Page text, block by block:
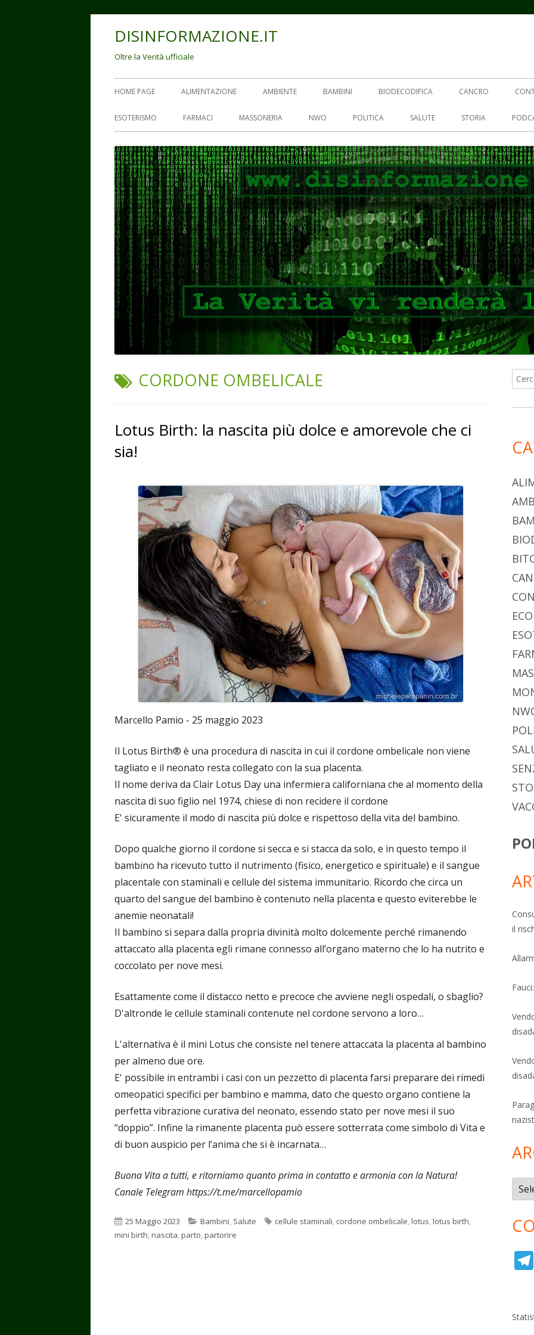
DISINFORMAZIONE.IT
Oltre la Verità ufficiale
Menu
principale
HOME PAGE ALIMENTAZIONE AMBIENTE BAMBINI BIODECODIFICA CANCRO
ESOTERISMO FARMACI MASSONERIA NWO POLITICA SALUTE STORIA
TAG:
CORDONE OMBELICALE
Lotus Birth: la nascita più dolce e amorevole che ci
sia!
Marcello Pamio - 25 maggio 2023
Il Lotus Birth® è una procedura di nascita in cui il cordone ombelicale non viene
tagliato e il neonato resta collegato con la sua placenta.
Il nome deriva da Clair Lotus Day una infermiera californiana che al momento della
nascita di suo figlio nel 1974, chiese di non recidere il cordone
E' sicuramente il modo di nascita più dolce e rispettoso della vita del bambino.
Dopo qualche giorno il cordone si secca e si stacca da solo, e in questo tempo il
bambino ha ricevuto tutto il nutrimento (fisico, energetico e spirituale) e il sangue
placentale con staminali e cellule del sistema immunitario. Ricordo che circa un
quarto del sangue del bambino è contenuto nella placenta e questo eviterebbe le
anemie neonatali!
Il bambino si separa dalla propria divinità molto dolcemente perché rimanendo
attaccato alla placenta egli rimane connesso all’organo materno che lo ha nutrito e
coccolato per nove mesi.
Esattamente come il distacco netto e precoce che avviene negli ospedali, o sbaglio?
D'altronde le cellule staminali contenute nel cordone servono a loro…
L'alternativa è il mini Lotus che consiste nel tenere attaccata la placenta al bambino
per almeno due ore.
E' possibile in entrambi i casi con un pezzetto di placenta farsi preparare dei rimedi
omeopatici specifici per bambino e mamma, dato che questo organo contiene la
perfetta vibrazione curativa del neonato, essendo stato per nove mesi il suo
“doppio”. Infine la rimanente placenta può essere sotterrata come simbolo di Vita e
di buon auspicio per l’anima che si è incarnata…
Buona Vita a tutti, e ritorniamo quanto prima in contatto e armonia con la Natura!
Canale Telegram https://t.me/marcellopamio
Pubblicato
25 Maggio 2023 Categorie
Bambini, Salute Tag
cellule staminali, cordone ombelicale,lotus,lotus birth,
mini birth,nascita,parto,partorire
per:
il